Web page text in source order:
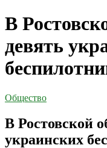
В
девять
Общество
В Ростовской
украинских